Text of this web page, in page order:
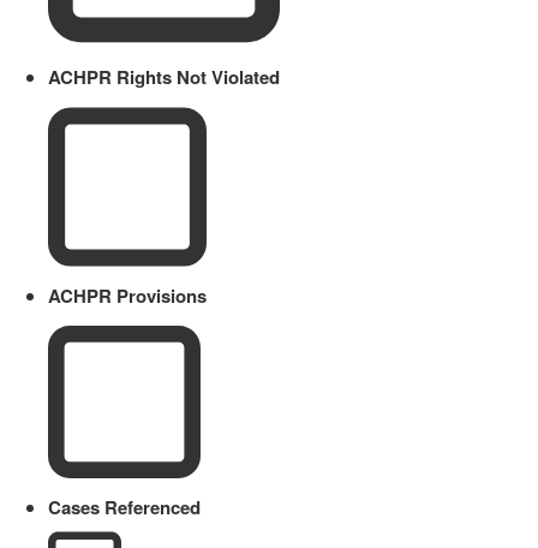
ACHPR Rights Not Violated
ACHPR Provisions
Cases Referenced